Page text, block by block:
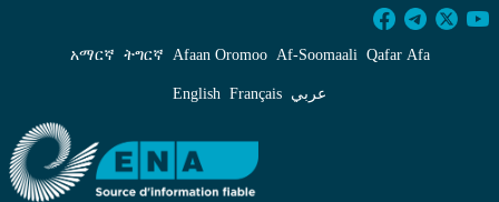
Addis Abeba comme vous ne l&#39;avez
አማርኛ ትግርኛ Afaan Oromoo Af‑Soomaali Qafar Afa
English Français عربي